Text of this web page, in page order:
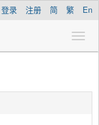
登录 注册 简 繁 En